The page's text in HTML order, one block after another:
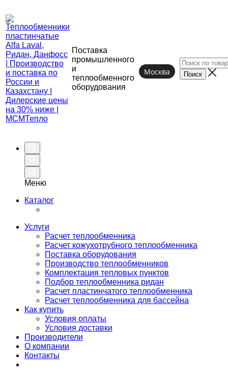
Поставка
промышленного
и
теплообменного
оборудования
Москва
Меню
Каталог
Услуги
Расчет теплообменника
Расчет кожухотрубного теплообменника
Поставка оборудования
Производство теплообменников
Комплектация тепловых пунктов
Подбор теплообменника ридан
Расчет пластинчатого теплообменника
Расчет теплообменника для бассейна
Как купить
Условия оплаты
Условия доставки
Производители
О компании
Контакты